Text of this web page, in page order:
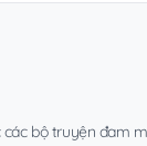
bộ truyện đam